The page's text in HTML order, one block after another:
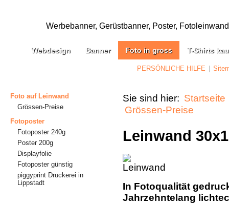
Werbebanner, Gerüstbanner, Poster,
Webdesign Banner Foto in gross T-Shirts
PERSÖNLICHE HILFE
Foto auf Leinwand
Grössen-Preise
Fotoposter
Fotoposter 240g
Poster 200g
Displayfolie
Fotoposter günstig
piggyprint Druckerei in
Lippstadt
Sie sind hier: Startseite
Grössen-Preise
Leinwand
In Fotoqualität
Jahrzehntelang